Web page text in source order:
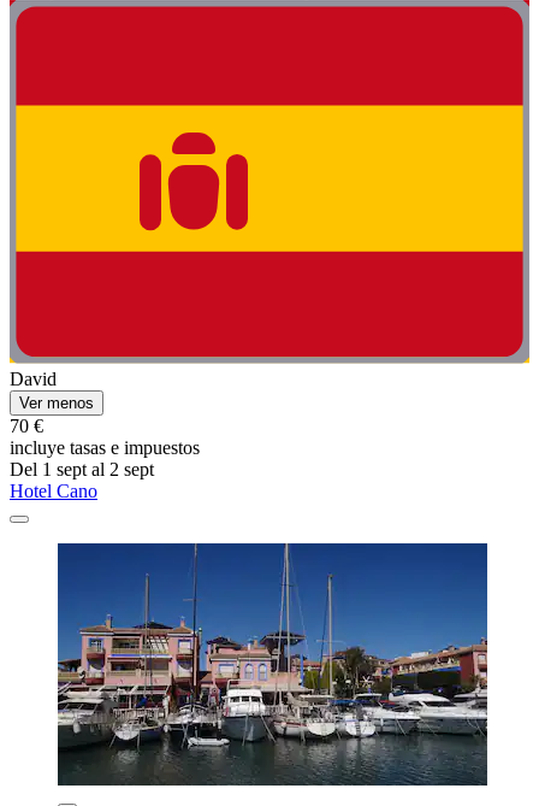
David
Ver menos
70 €
incluye tasas e impuestos
Del 1 sept al 2 sept
Hotel Cano